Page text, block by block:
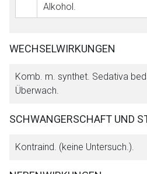
Alkohol.
WECHSELWIRKUNGEN
Komb. m. synthet. Sedativa
Überwach.
SCHWANGERSCHAFT UND
Kontraind. (keine Untersuch.).